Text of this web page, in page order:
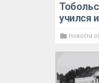
учился
Новости